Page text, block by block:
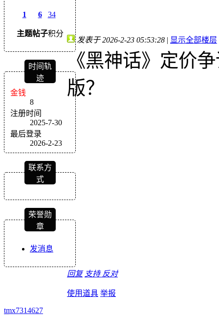
1
主题
6
帖子
34
积分
时间轨
迹
金钱
8
注册时间
2025-7-30
最后登录
2026-2-23
联系方
式
荣誉勋
章
发消息
发表于 2026-2-23 05:53:28 | 显示全部楼层
《黑神话》定价
版？
回复 支持 反对
使用道具 举报
tmx7314627